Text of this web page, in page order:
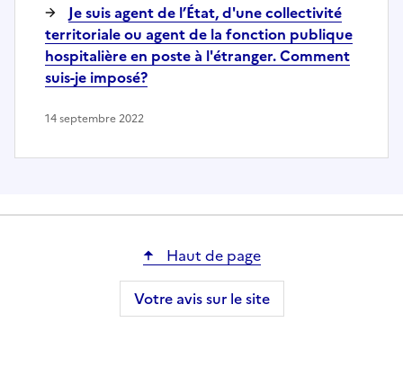
Je suis agent de l’État, d'une collectivité
territoriale ou agent de la fonction publique
hospitalière en poste à l'étranger. Comment
suis-je imposé?
14 septembre 2022
Haut de page
Votre avis sur le site